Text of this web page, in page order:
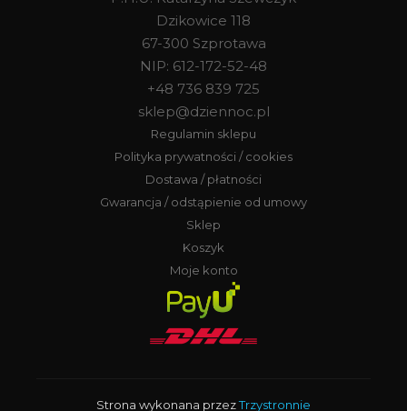
Dzikowice 118
67-300 Szprotawa
NIP: 612-172-52-48
+48 736 839 725
sklep@dziennoc.pl
Regulamin sklepu
Polityka prywatności / cookies
Dostawa / płatności
Gwarancja / odstąpienie od umowy
Sklep
Koszyk
Moje konto
Strona wykonana przezTrzystronnie